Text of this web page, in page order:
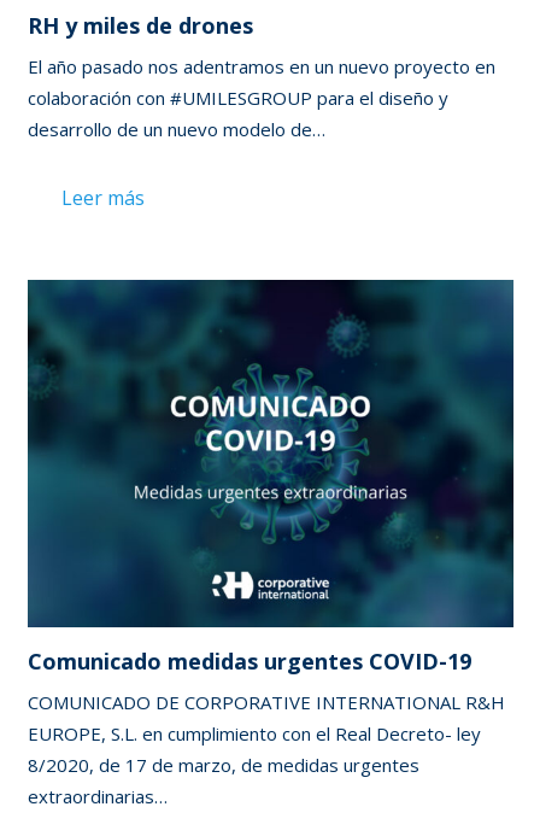
RH y miles de drones
El año pasado nos adentramos en un nuevo proyecto en
colaboración con #UMILESGROUP para el diseño y
desarrollo de un nuevo modelo de…
Leer más
Comunicado medidas urgentes COVID-19
COMUNICADO DE CORPORATIVE INTERNATIONAL R&H
EUROPE, S.L. en cumplimiento con el Real Decreto- ley
8/2020, de 17 de marzo, de medidas urgentes
extraordinarias…